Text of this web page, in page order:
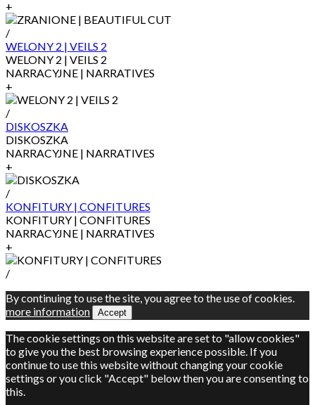
+
/
WELONY 2 | VEILS 2
WELONY 2 | VEILS 2
NARRACYJNE | NARRATIVES
+
/
DISKOSZKA
DISKOSZKA
NARRACYJNE | NARRATIVES
+
/
KONFITURY | CONFITURES
KONFITURY | CONFITURES
NARRACYJNE | NARRATIVES
+
/
By continuing to use the site, you agree to the use of cookies.
more information
Accept
The cookie settings on this website are set to "allow cookies"
to give you the best browsing experience possible. If you
continue to use this website without changing your cookie
settings or you click "Accept" below then you are consenting to
this.